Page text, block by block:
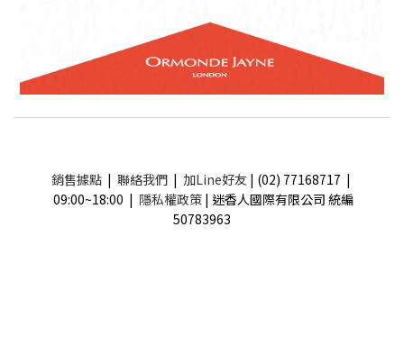
銷售據點| 聯絡我們| 加Line好友 | (02) 77168717 |
09:00~18:00 | 隱私權政策 | 迷香人國際有限公司 統編
50783963